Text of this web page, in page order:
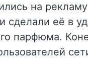
на
сделали её в
парфюма.